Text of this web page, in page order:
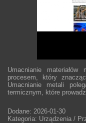
Umacnianie
procesem, który
Umacnianie metali
termicznym, które
Dodane: 2026-01-30
Kategoria: Urządzenia /